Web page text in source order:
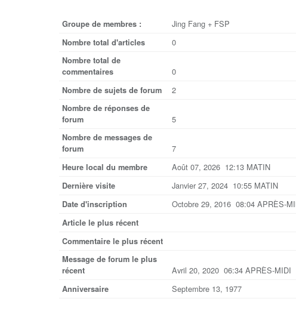
Groupe de membres : Jing Fang + FSP
Nombre total d'articles 0
Nombre total de
commentaires
0
Nombre de sujets de forum 2
Nombre de réponses de
forum
5
Nombre de messages de
forum
7
Heure local du membre Août 07, 2026 12:13 MATIN
Dernière visite Janvier 27, 2024 10:55 MATIN
Date d'inscription Octobre 29, 2016 08:04 APRÈS-
Article le plus récent
Commentaire le plus récent
Message de forum le plus
récent
Avril 20, 2020 06:34 APRÈS-MIDI
Anniversaire Septembre 13, 1977